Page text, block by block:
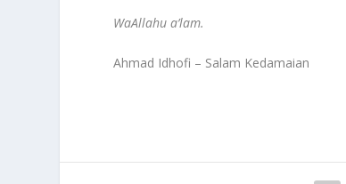
WaAllahu a’lam.
Ahmad Idhofi – Salam Kedamaian